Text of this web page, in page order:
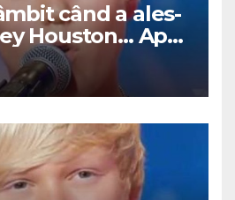
când a ales-
Houston… Apoi
cânte